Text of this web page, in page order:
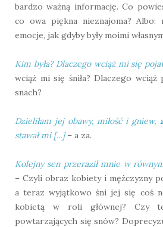
bardzo ważną informację. Co
co owa piękna nieznajoma? Albo:
emocje, jak gdyby były moimi
Kim była? Dlaczego wciąż mi się
wciąż mi się śniła? Dlaczego wciąż
snach?
Dzieliłam jej obawy, miłość i gniew,
stawał mi [...]– a za.
Kolejny sen przeraził mnie w
– Czyli obraz kobiety i mężczyzny
a teraz wyjątkowo śni jej się coś
kobietą w roli głównej? Czy
powtarzających się snów?